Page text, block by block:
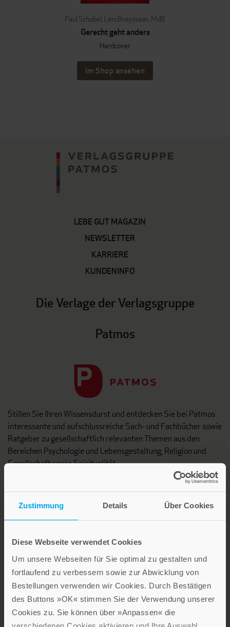
Zustimmung Details Über Cookies
Diese Webseite verwendet Cookies
Um unsere Webseiten für Sie optimal zu gestalten und
fortlaufend zu verbessern sowie zur Abwicklung von
Bestellungen verwenden wir Cookies. Durch Bestätigen
des Buttons »OK« stimmen Sie der Verwendung unserer
Cookies zu. Sie können über »Anpassen« die
Paul Schobel, Leni Breymaier, MdB
Gerecht geht anders
Hardcover
Im Shop ansehen
LEBE GUT MAGAZIN
NEWSLETTER
KARRIERE
KUNDENINFO
Die Verlage der Verlagsgruppe
Patmos
Stillen Sie Ihren Wissensdurst und entdecken Sie bei Patmos
interessante und aufschlussreiche Sach- und Fachbücher sowie
Ratgeber zu gesellschaftlich relevanten Themen aus den
Bereichen Psychologie und Lebensgestaltung, Religion und
Gesellschaft sowie Spiritualität.
Lebensfreude in farbenfroher Gestaltung: Persönliche
Geschenke mit wohltuenden Inspirationen. Irische
Segenswünsche und Geschenkbücher zum Thema älter
werden. Grußkarten für Geburtstage, zur Ermutigung, zu Trost
und Trauer.